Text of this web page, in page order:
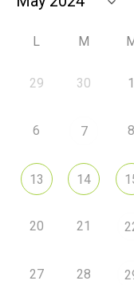
L M
29 30 1
6 7 8
13 14
20 21
27 28